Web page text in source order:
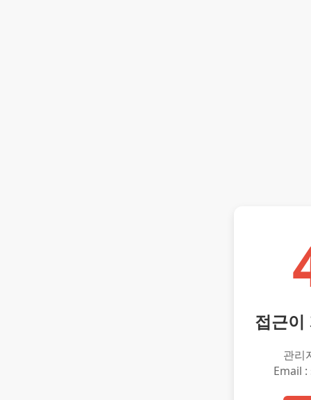
접근이
관리
Email